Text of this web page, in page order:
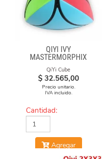
QIYI IVY
MASTERMORPHIX
QiYi Cube
$ 32.565,00
Precio unitario.
IVA incluido.
Cantidad:
Agregar